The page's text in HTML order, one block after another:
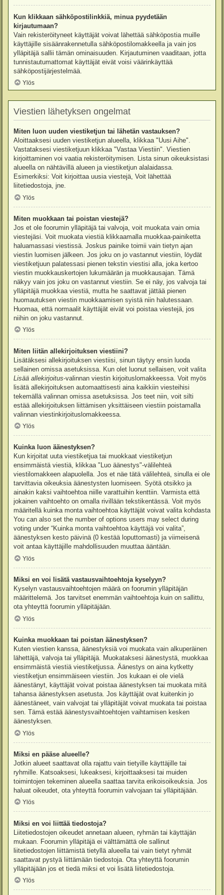
Kun klikkaan sähköpostilinkkiä, minua pyydetään
kirjautumaan?
Vain rekisteröityneet käyttäjät voivat lähettää sähköpostia muille
käyttäjille sisäänrakennetulla sähköpostilomakkeella ja vain jos
ylläpitäjä sallii tämän ominaisuuden. Kirjautuminen vaaditaan, jotta
tunnistautumattomat käyttäjät eivät voisi väärinkäyttää
sähköpostijärjestelmää.
Ylös
Viestien lähetyksen ongelmat
Miten luon uuden viestiketjun tai lähetän vastauksen?
Aloittaaksesi uuden viestiketjun alueella, klikkaa "Uusi Aihe".
Vastataksesi viestiketjuun klikkaa "Vastaa Viestiin". Viestien
kirjoittaminen voi vaatia rekisteröitymisen. Lista sinun oikeuksistasi
alueella on nähtävillä alueen ja viestiketjun alalaidassa.
Esimerkiksi: Voit kirjoittaa uusia viestejä, Voit lähettää
liitetiedostoja, jne.
Ylös
Miten muokkaan tai poistan viestejä?
Jos et ole foorumin ylläpitäjä tai valvoja, voit muokata vain omia
viestejäsi. Voit muokata viestiä klikkaamalla muokkaa-painiketta
haluamassasi viestissä. Joskus painike toimii vain tietyn ajan
viestin luomisen jälkeen. Jos joku on jo vastannut viestiin, löydät
viestiketjuun palatessasi pienen tekstin viestisi alla, joka kertoo
viestin muokkauskertojen lukumäärän ja muokkausajan. Tämä
näkyy vain jos joku on vastannut viestiin. Se ei näy, jos valvoja tai
ylläpitäjä muokkaa viestiä, mutta he saattavat jättää pienen
huomautuksen viestin muokkaamisen syistä niin halutessaan.
Huomaa, että normaalit käyttäjät eivät voi poistaa viestejä, jos
niihin on joku vastannut.
Ylös
Miten liitän allekirjoituksen viestiini?
Lisätäksesi allekirjoituksen viestiisi, sinun täytyy ensin luoda
sellainen omissa asetuksissa. Kun olet luonut sellaisen, voit valita
Lisää allekirjoitus-valinnan viestin kirjoituslomakkeessa. Voit myös
lisätä allekirjoituksen automaattisesti aina kaikkiin viesteihisi
tekemällä valinnan omissa asetuksissa. Jos teet niin, voit silti
estää allekirjoituksen liittämisen yksittäiseen viestiin poistamalla
valinnan viestinkirjoituslomakkeessa.
Ylös
Kuinka luon äänestyksen?
Kun kirjoitat uuta viestiketjua tai muokkaat viestiketjun
ensimmäistä viestiä, klikkaa "Luo äänestys"-välilehteä
viestilomakkeen alapuolella. Jos et näe tätä välilehteä, sinulla ei ole
tarvittavia oikeuksia äänestysten luomiseen. Syötä otsikko ja
ainakin kaksi vaihtoehtoa niille varattuihin kenttiin. Varmista että
jokainen vaihtoehto on omalla rivillään tekstikentässä. Voit myös
määritellä kuinka monta vaihtoehtoa käyttäjät voivat valita kohdasta
You can also set the number of options users may select during
voting under “Kuinka monta vaihtoehtoa käyttäjä voi valita”,
äänestyksen kesto päivinä (0 kestää loputtomasti) ja viimeisenä
voit antaa käyttäjille mahdollisuuden muuttaa ääntään.
Ylös
Miksi en voi lisätä vastausvaihtoehtoja kyselyyn?
Kyselyn vastausvaihtoehtojen määrä on foorumin ylläpitäjän
määrittelemä. Jos tarvitset enemmän vaihtoehtoja kuin on sallittu,
ota yhteyttä foorumin ylläpitäjään.
Ylös
Kuinka muokkaan tai poistan äänestyksen?
Kuten viestien kanssa, äänestyksiä voi muokata vain alkuperäinen
lähettäjä, valvoja tai ylläpitäjä. Muokataksesi äänestystä, muokkaa
ensimmäistä viestiä viestiketjussa. Äänestys on aina kytketty
viestiketjun ensimmäiseen viestiin. Jos kukaan ei ole vielä
äänestänyt, käyttäjät voivat poistaa äänestyksen tai muokata mitä
tahansa äänestyksen asetusta. Jos käyttäjät ovat kuitenkin jo
äänestäneet, vain valvojat tai ylläpitäjät voivat muokata tai poistaa
sen. Tämä estää äänestysvaihtoehtojen vaihtamisen kesken
äänestyksen.
Ylös
Miksi en pääse alueelle?
Jotkin alueet saattavat olla rajattu vain tietyille käyttäjille tai
ryhmille. Katsoaksesi, lukeaksesi, kirjoittaaksesi tai muiden
toimintojen tekeminen alueella saattaa tarvita erikoisoikeuksia. Jos
haluat oikeudet, ota yhteyttä foorumin valvojaan tai ylläpitäjään.
Ylös
Miksi en voi liittää tiedostoja?
Liitetiedostojen oikeudet annetaan alueen, ryhmän tai käyttäjän
mukaan. Foorumin ylläpitäjä ei välttämättä ole sallinut
liitetiedostojen liittämistä tietyllä alueella tai vain tietyt ryhmät
saattavat pystyä liittämään tiedostoja. Ota yhteyttä foorumin
ylläpitäjään jos et tiedä miksi et voi lisätä liitetiedostoja.
Ylös